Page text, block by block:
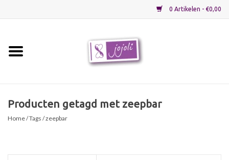
0 Artikelen - €0,00
Verpakkingen
Producten getagd met zeepbar
Home/Tags / zeepbar